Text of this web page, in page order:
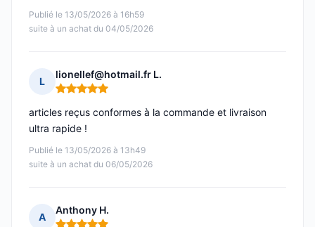
Publié le 13/05/2026 à 16h59
suite à un achat du 04/05/2026
L
lionellef@hotmail.fr L.
Note : 5 sur 5
Publié le 13/05/2026 à 13h49
suite à un achat du 06/05/2026
articles reçus conformes à la commande et livraison
ultra rapide !
A
Anthony H.